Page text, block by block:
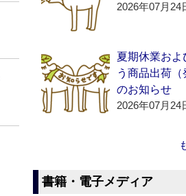
2026年07月24
夏期休業およ
う商品出荷（
のお知らせ
2026年07月24
書籍・電子メディア